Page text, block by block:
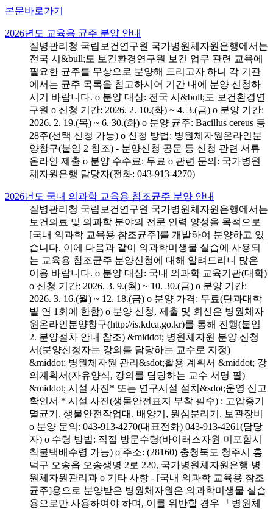
본문바로가기
2026년도 교육용 균주 분양 안내
질병관리청 국립보건연구원 국가병원체자원은행에서는
전국 시&bull;도 보건환경연구원 보건 업무 관련 교육에
필요한 균주를 무상으로 분양해 드리고자 하니 각 기관
에서는 균주 목록을 참고하시어 기간 내에 분양 신청하
시기 바랍니다. o 분양 대상: 전국 시&bull;도 보건환경연
구원 o 신청 기간: 2026. 2. 10.(화) ~ 4. 3.(금) o 분양 기간:
2026. 2. 19.(목) ~ 6. 30.(화) o 분양 균주: Bacillus cereus 등
28주(선택 신청 가능) o 신청 방법: 병원체자원온라인분
양창구(붙임 2 참조) - 분양신청 공문 등 신청 관련 서류
온라인 제출 o 분양 수수료: 무료 o 관련 문의: 국가병원
체자원은행 담당자(전화: 043-913-4270)
2026년도 국내 의과학 교육용 참조균주 분양 안내
질병관리청 국립보건연구원 국가병원체자원은행에서는
보건의료 및 의과학 분야의 전문 인력 양성을 목적으로
[국내 의과학 교육용 참조균주]를 개발하여 분양하고 있
습니다. 이에 다음과 같이 의과학미생물 실습에 사용되
는 교육용 참조균주 분양신청에 대해 알려드리니 많은
이용 바랍니다. o 분양 대상: 국내 의과학 교육기관(대학)
o 신청 기간: 2026. 3. 9.(월) ~ 10. 30.(금) o 분양 기간:
2026. 3. 16.(월) ~ 12. 18.(금) o 분양 가격: 무료(단과대학
별 연 1회에 한함) o 분양 신청, 제출 및 회신은 병원체자
원온라인분양창구(http://is.kdca.go.kr)를 통해 진행(붙임
2. 분양절차 안내 참조) &middot; 병원체자원 분양 신청
서(분양신청자는 강의를 담당하는 교수로 지정)
&middot; 병원체자원 관리&sdot;활용 계획서 &middot; 강
의계획서(자유양식, 강의를 담당하는 교수 서명 필)
&middot; 시설 사진* 또는 연구시설 설치&sdot;운영 신고
확인서 * 시설 사진(생물안전표지 부착 필수) : 고압증기
멸균기, 생물안전작업대, 배양기, 원심분리기, 보관장비
o 분양 문의: 043-913-4270(대표전화) 043-913-4261(담당
자) o 수령 방법: 직접 방문수령(바이러스자원 미포함시
착불택배수령 가능) o 주소: (28160) 충청북도 청주시 흥
덕구 오송읍 오송생명 2로 220, 국가병원체자원은행 병
원체자원관리과 o 기타 사항 - [국내 의과학 교육용 참조
균주]용으로 분양받은 병원체자원은 의과학미생물 실습
용으로만 사용하여야 하며, 이를 위반할 경우 「병원체